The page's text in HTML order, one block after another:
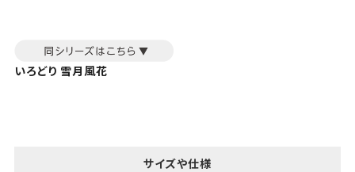
いろどり 雪月風花
サイズや仕様